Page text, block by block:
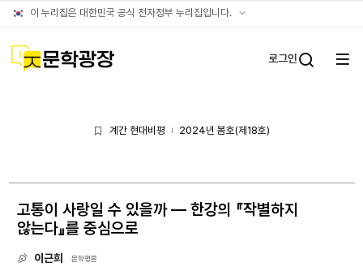
이 누리집은 대한민국 공식 전자정부 누리집입니다. 공식
문학광장 로그인
전체
계간 현대비평 | 2024년 봄호(제18호)
고통이 사랑일 수 있을까 ― 한강의 『작별하지
않는다』를 중심으로
이근희 문학평론